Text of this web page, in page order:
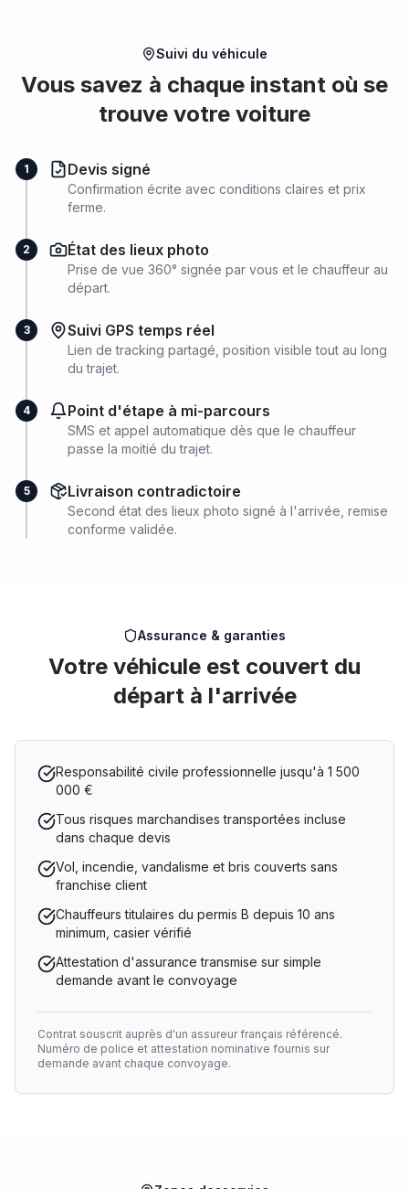
Suivi du véhicule
Vous savez à chaque instant où se
trouve votre voiture
1 Devis signé
Confirmation écrite avec conditions claires et prix
ferme.
2 État des lieux photo
Prise de vue 360° signée par vous et le chauffeur au
départ.
3 Suivi GPS temps réel
Lien de tracking partagé, position visible tout au long
du trajet.
4 Point d'étape à mi-parcours
SMS et appel automatique dès que le chauffeur
passe la moitié du trajet.
5 Livraison contradictoire
Second état des lieux photo signé à l'arrivée, remise
conforme validée.
Assurance & garanties
Votre véhicule est couvert du
départ à l'arrivée
Responsabilité civile professionnelle jusqu'à 1 500
000 €
Tous risques marchandises transportées incluse
dans chaque devis
Vol, incendie, vandalisme et bris couverts sans
franchise client
Chauffeurs titulaires du permis B depuis 10 ans
minimum, casier vérifié
Attestation d'assurance transmise sur simple
demande avant le convoyage
Contrat souscrit auprès d'un assureur français référencé.
Numéro de police et attestation nominative fournis sur
demande avant chaque convoyage.